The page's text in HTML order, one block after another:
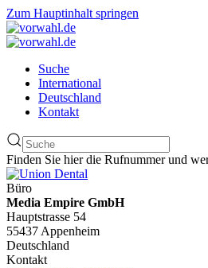
Zum Hauptinhalt springen
Suche
International
Deutschland
Kontakt
Finden Sie hier die Rufnummer und
Büro
Media Empire GmbH
Hauptstrasse 54
55437 Appenheim
Deutschland
Kontakt